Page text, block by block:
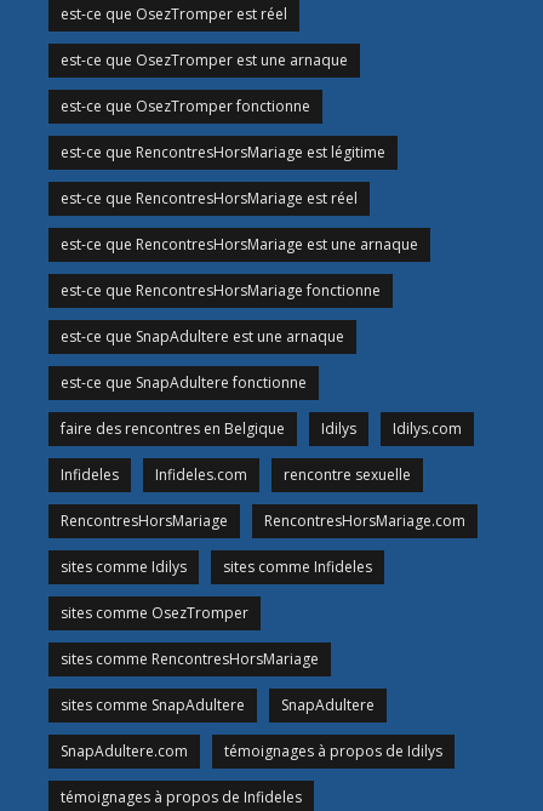
est-ce que OsezTromper est réel
est-ce que OsezTromper est une arnaque
est-ce que OsezTromper fonctionne
est-ce que RencontresHorsMariage est légitime
est-ce que RencontresHorsMariage est réel
est-ce que RencontresHorsMariage est une arnaque
est-ce que RencontresHorsMariage fonctionne
est-ce que SnapAdultere est une arnaque
est-ce que SnapAdultere fonctionne
faire des rencontres en Belgique Idilys Idilys.com
Infideles Infideles.com rencontre sexuelle
RencontresHorsMariage RencontresHorsMariage.com
sites comme Idilys sites comme Infideles
sites comme OsezTromper
sites comme RencontresHorsMariage
sites comme SnapAdultere SnapAdultere
SnapAdultere.com témoignages à propos de Idilys
témoignages à propos de Infideles